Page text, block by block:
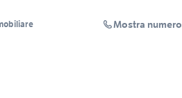
Mostra numero